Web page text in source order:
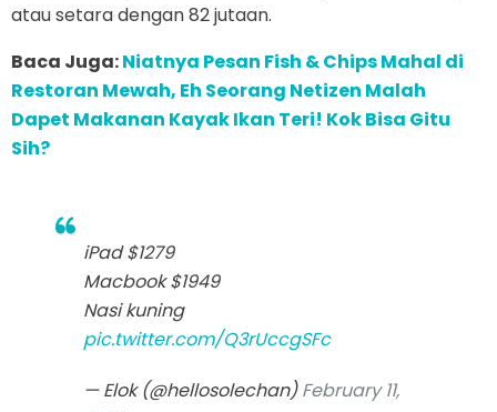
atau setara dengan 82 jutaan.
Baca Juga:Niatnya Pesan Fish & Chips Mahal di
Restoran Mewah, Eh Seorang Netizen Malah
Dapet Makanan Kayak Ikan Teri! Kok Bisa Gitu
Sih?
iPad $1279
Macbook $1949
Nasi kuning
pic.twitter.com/Q3rUccgSFc
— Elok (@hellosolechan)February 11,